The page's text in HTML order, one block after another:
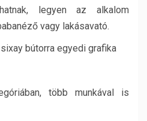
legyen az alkalom
vagy lakásavató.
sixay bútorra egyedi grafika
több munkával is